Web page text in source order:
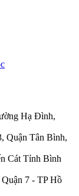
Hạ Đình,
Quận Tân Bình,
Cát Tỉnh Bình
7 - TP Hồ